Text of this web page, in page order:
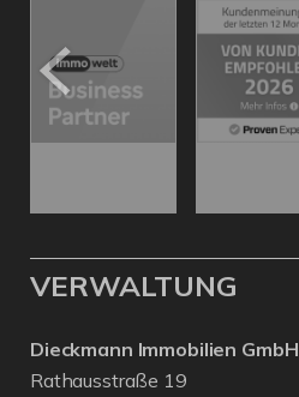
VERWALTUNG
Dieckmann Immobilien GmbH
Rathausstraße 19